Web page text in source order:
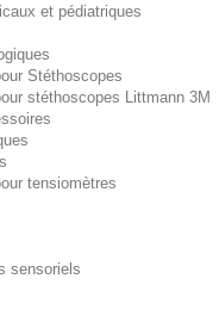
et pédiatriques
Stéthoscopes
stéthoscopes Littmann 3M
tensiomètres
sensoriels